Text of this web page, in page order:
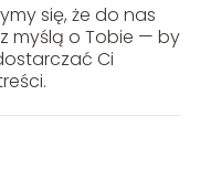
się, że do nas
myślą o Tobie — by
Ci